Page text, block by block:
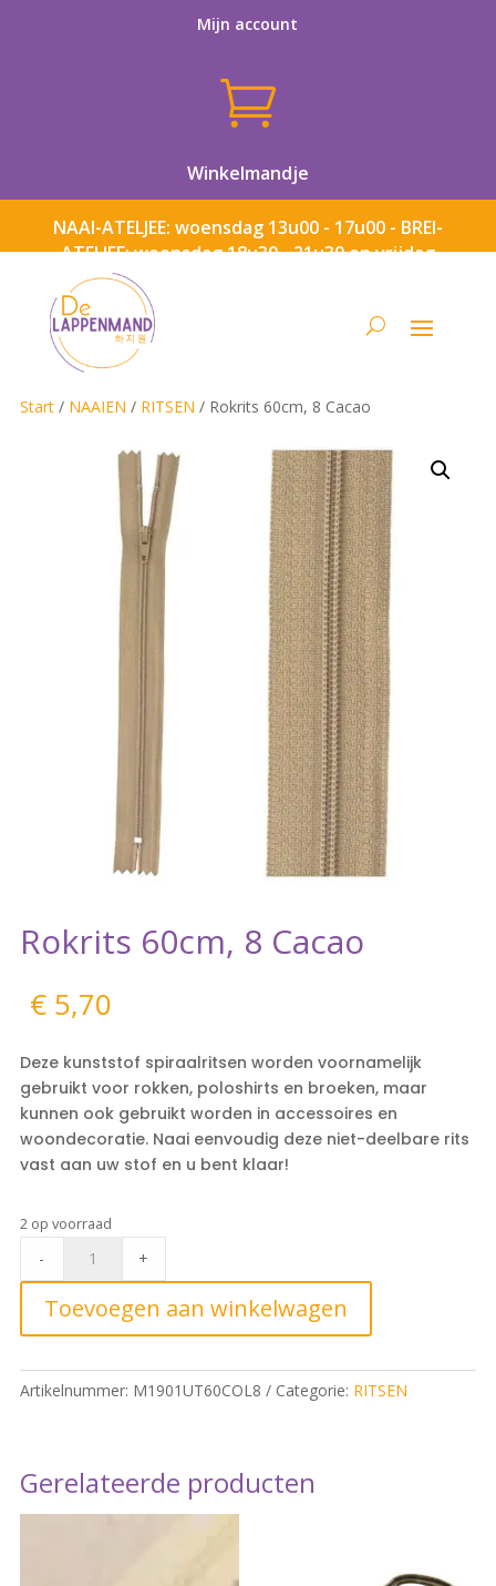
Mijn account

Winkelmandje
NAAI-ATELJEE: woensdag 13u00 - 17u00 - BREI-
ATELJEE: woensdag 18u30 - 21u30 en vrijdag
Start/ NAAIEN / RITSEN / Rokrits 60cm, 8 Cacao
Rokrits 60cm, 8 Cacao
€5,70
Deze kunststof spiraalritsen worden voornamelijk
gebruikt voor rokken, poloshirts en broeken, maar
kunnen ook gebruikt worden in accessoires en
woondecoratie. Naai eenvoudig deze niet-deelbare rits
vast aan uw stof en u bent klaar!
2 op voorraad
- +
Toevoegen aan winkelwagen
Artikelnummer: M1901UT60COL8 Categorie: RITSEN
Gerelateerde producten